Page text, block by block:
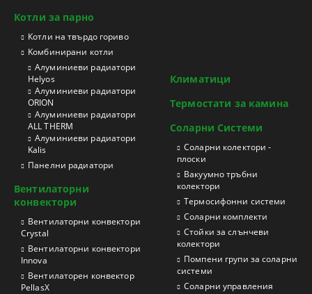
Котли за парно
Котли на твърдо гориво
Kомбинирани котли
Aлуминиеви радиатори
Helyos
Aлуминиеви радиатори
ORION
Aлуминиеви радиатори
ALL THERM
Aлуминиеви радиатори
Kalis
Панелни радиатори
Вентилаторни
конвектори
Вентилаторни конвектори
Crystal
Вентилаторни конвектори
Innova
Вентилаторен конвектор
PellasX
Климатици
Термостати за камина
Соларни Системи
Соларни колектори -
плоски
Вакуумно тръбни
колектори
Термосифонни системи
Соларни комплекти
Стойки за слънчеви
колектори
Помпени групи за соларни
системи
Соларни управления